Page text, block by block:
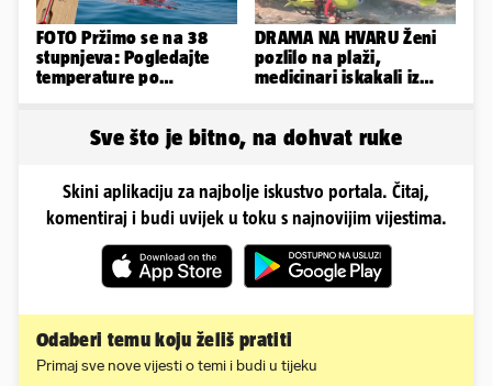
FOTO Pržimo se na 38
stupnjeva: Pogledajte
temperature po
DRAMA NA HVARU Ženi
pozlilo na plaži,
medicinari iskakali iz
Sve što je bitno, na dohvat ruke
Skini aplikaciju za najbolje iskustvo portala. Čitaj,
komentiraj i budi uvijek u toku s najnovijim vijestima.
Odaberi temu koju želiš pratiti
Primaj sve nove vijesti o temi i budi u tijeku